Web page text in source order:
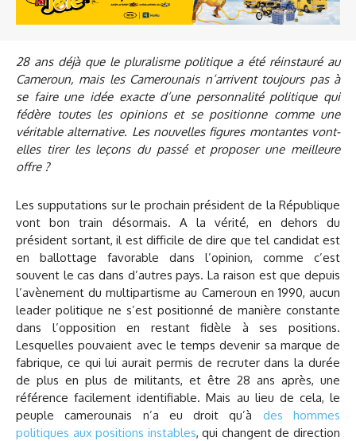
28 ans déjà que le pluralisme politique a été réinstauré au
Cameroun, mais les Camerounais n’arrivent toujours pas à
se faire une idée exacte d’une personnalité politique qui
fédère toutes les opinions et se positionne comme une
véritable alternative. Les nouvelles figures montantes vont-
elles tirer les leçons du passé et proposer une meilleure
offre ?
Les supputations sur le prochain président de la République
vont bon train désormais. A la vérité, en dehors du
président sortant, il est difficile de dire que tel candidat est
en ballottage favorable dans l’opinion, comme c’est
souvent le cas dans d’autres pays. La raison est que depuis
l’avènement du multipartisme au Cameroun en 1990, aucun
leader politique ne s’est positionné de manière constante
dans l’opposition en restant fidèle à ses positions.
Lesquelles pouvaient avec le temps devenir sa marque de
fabrique, ce qui lui aurait permis de recruter dans la durée
de plus en plus de militants, et être 28 ans après, une
référence facilement identifiable. Mais au lieu de cela, le
peuple camerounais n’a eu droit qu’à des hommes
politiques aux positions instables, qui changent de direction